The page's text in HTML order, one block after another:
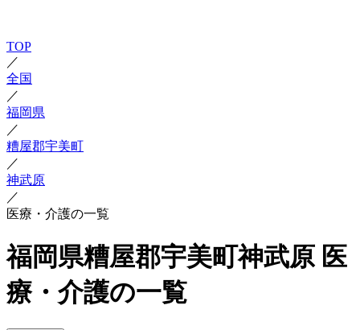
TOP
／
全国
／
福岡県
／
糟屋郡宇美町
／
神武原
／
医療・介護の一覧
福岡県糟屋郡宇美町神武原 医
療・介護の一覧